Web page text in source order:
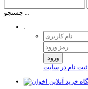
جستجو ...
.
ورود
ثبت نام در سایت